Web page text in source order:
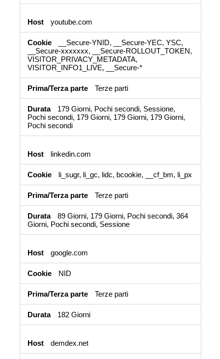
youtube.com
__Secure-YNID, __Secure-YEC, YSC,
__Secure-xxxxxxx, __Secure-ROLLOUT_TOKEN,
VISITOR_PRIVACY_METADATA,
VISITOR_INFO1_LIVE, __Secure-*
Terze parti
179 Giorni, Pochi secondi, Sessione,
Pochi secondi, 179 Giorni, 179 Giorni, 179 Giorni,
Pochi secondi
linkedin.com
li_sugr, li_gc, lidc, bcookie, __cf_bm, li_px
Terze parti
89 Giorni, 179 Giorni, Pochi secondi, 364
Giorni, Pochi secondi, Sessione
google.com
NID
Terze parti
182 Giorni
demdex.net